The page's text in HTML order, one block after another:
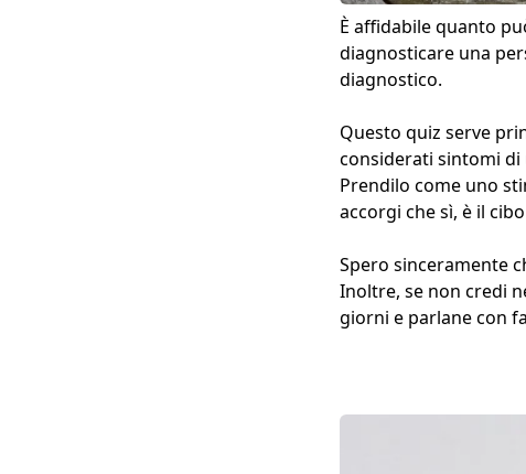
È affidabile quanto
diagnosticare una
diagnostico.
Questo quiz serve
considerati sintomi di
Prendilo come uno
accorgi che sì, è il
Spero sinceramente
Inoltre, se non credi
giorni e parlane con